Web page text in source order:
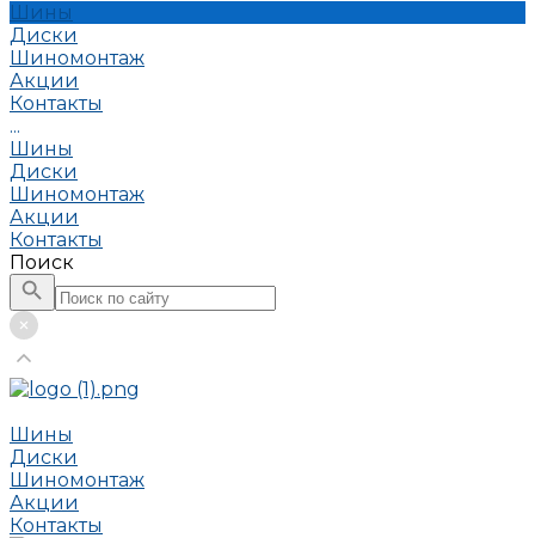
Шины
Диски
Шиномонтаж
Акции
Контакты
...
Шины
Диски
Шиномонтаж
Акции
Контакты
Поиск
Шины
Диски
Шиномонтаж
Акции
Контакты